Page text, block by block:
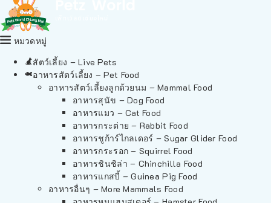
หมวดหมู่
สัตว์เลี้ยง – Live Pets
อาหารสัตว์เลี้ยง – Pet Food
อาหารสัตว์เลี้ยงลูกด้วยนม – Mammal Food
อาหารสุนัข – Dog Food
อาหารแมว – Cat Food
อาหารกระต่าย – Rabbit Food
อาหารชูก้าร์ไกลเดอร์ – Sugar Glider Food
อาหารกระรอก – Squirrel Food
อาหารชินชิล่า – Chinchilla Food
อาหารแกสบี้ – Guinea Pig Food
อาหารอื่นๆ – More Mammals Food